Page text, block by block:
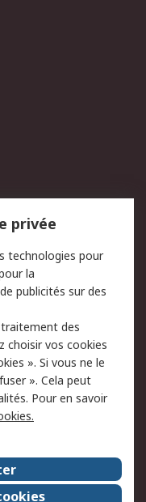
marques
technique
des e-mails
générales
de RS
privée
technologies pour
la
publicités sur des
des
choisir vos cookies
». Si vous ne le
». Cela peut
Pour en savoir